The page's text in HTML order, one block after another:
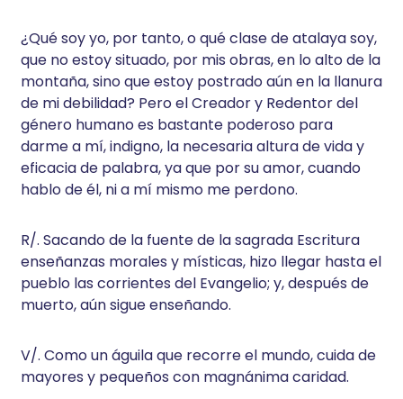
¿Qué soy yo, por tanto, o qué clase de atalaya soy,
que no estoy situado, por mis obras, en lo alto de la
montaña, sino que estoy postrado aún en la llanura
de mi debilidad? Pero el Creador y Redentor del
género humano es bastante poderoso para
darme a mí, indigno, la necesaria altura de vida y
eficacia de palabra, ya que por su amor, cuando
hablo de él, ni a mí mismo me perdono.
R/. Sacando de la fuente de la sagrada Escritura
enseñanzas morales y místicas, hizo llegar hasta el
pueblo las corrientes del Evangelio; y, después de
muerto, aún sigue enseñando.
V/. Como un águila que recorre el mundo, cuida de
mayores y pequeños con magnánima caridad.